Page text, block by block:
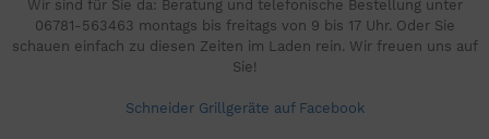
Wir sind für Sie da: Beratung und telefonische Bestellung unter
06781-563463 montags bis freitags von 9 bis 17 Uhr. Oder Sie
schauen einfach zu diesen Zeiten im Laden rein. Wir freuen uns auf
Sie!
Schneider Grillgeräte auf Facebook